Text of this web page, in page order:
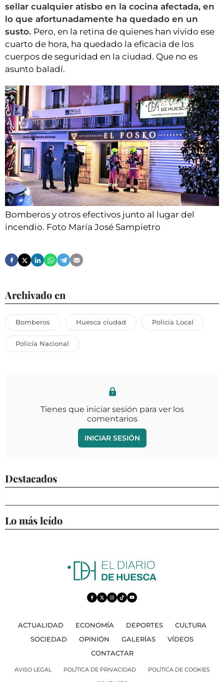
sellar cualquier atisbo en la cocina afectada, en
lo que afortunadamente ha quedado en un
susto. Pero, en la retina de quienes han vivido ese
cuarto de hora, ha quedado la eficacia de los
cuerpos de seguridad en la ciudad. Que no es
asunto baladí.
Bomberos y otros efectivos junto al lugar del
incendio. Foto María José Sampietro
Archivado en
Bomberos Huesca ciudad Policía Local
Policía Nacional
Tienes que iniciar sesión para ver los
comentarios
INICIAR SESIÓN
Destacados
Lo más leído
ACTUALIDAD ECONOMÍA DEPORTES
CULTURA
SOCIEDAD
OPINIÓN GALERÍAS
VÍDEOS
CONTACTAR
AVISO LEGAL POLÍTICA DE PRIVACIDAD
POLÍTICA DE COOKIES